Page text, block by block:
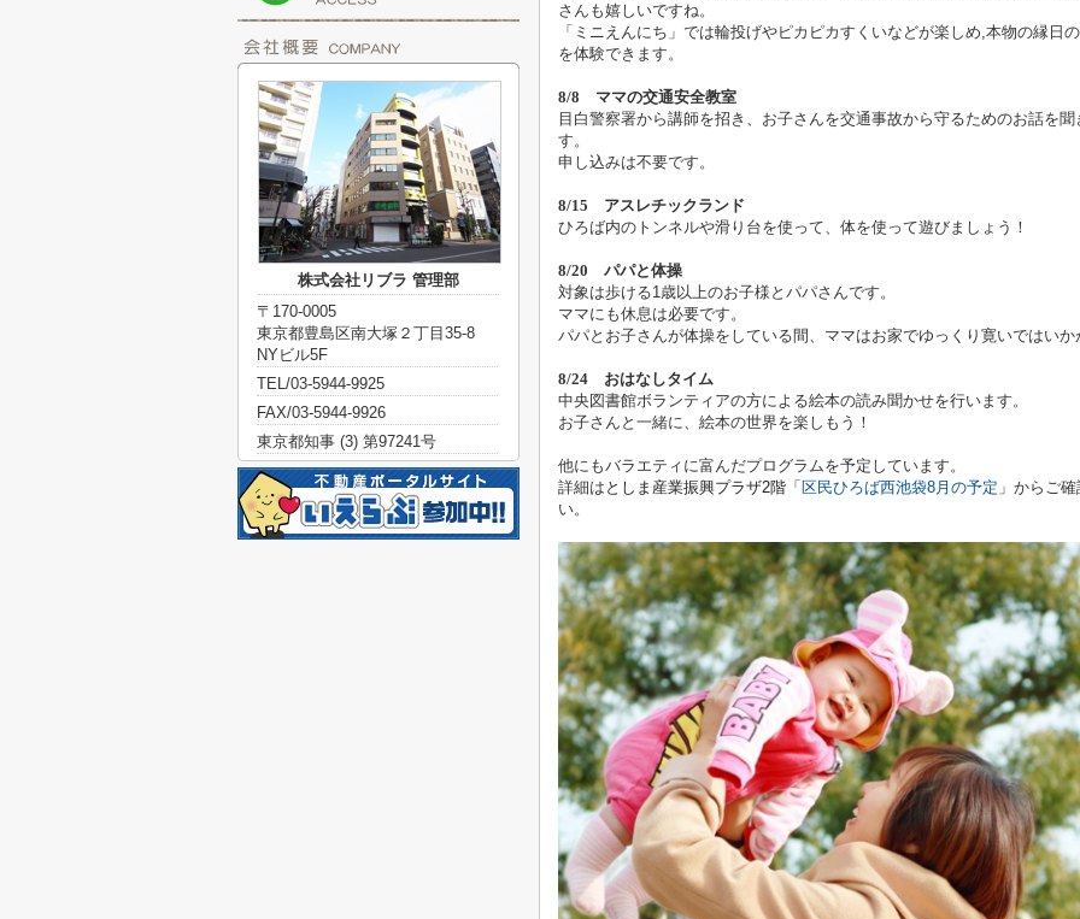
さんも嬉しいですね。
「ミニえんにち」では輪投げやピカピカすくいなどが楽しめ,本物の縁日
を体験できます。
8/8 ママの交通安全教室
目白警察署から講師を招き、お子さんを交通事故から守るためのお話を聞
す。
申し込みは不要です。
8/15 アスレチックランド
ひろば内のトンネルや滑り台を使って、体を使って遊びましょう！
8/20 パパと体操
対象は歩ける1歳以上のお子様とパパさんです。
ママにも休息は必要です。
パパとお子さんが体操をしている間、ママはお家でゆっくり寛いではいか
8/24 おはなしタイム
中央図書館ボランティアの方による絵本の読み聞かせを行います。
お子さんと一緒に、絵本の世界を楽しもう！
他にもバラエティに富んだプログラムを予定しています。
詳細は としま産業振興プラザ2階 「 区民ひろば西池袋8月の予定 」からご
い。
株式会社リブラ 管理部
〒170-0005
東京都豊島区南大塚２丁目35-8
NYビル5F
TEL/03-5944-9925
FAX/03-5944-9926
東京都知事 (3) 第97241号